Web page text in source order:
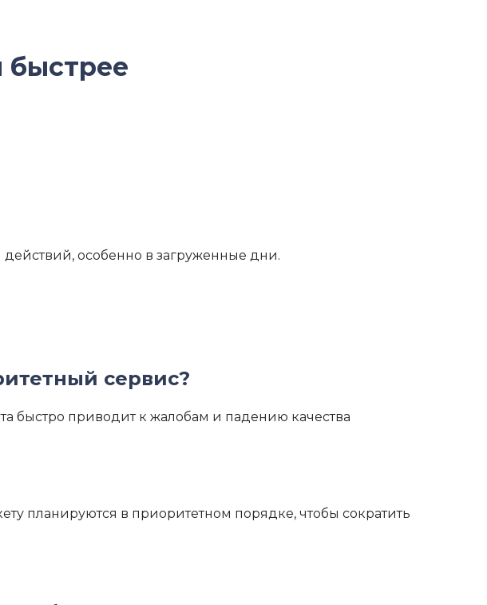
быстрее
особенно в загруженные дни.
сервис?
быстро приводит к жалобам и падению качества
планируются в приоритетном порядке, чтобы сократить